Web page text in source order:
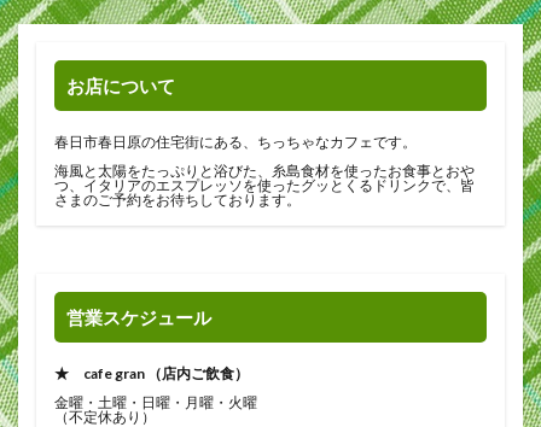
お店について
春日市春日原の住宅街にある、ちっちゃなカフェです。
海風と太陽をたっぷりと浴びた、糸島食材を使ったお食事とおや
つ、イタリアのエスプレッソを使ったグッとくるドリンクで、皆
さまのご予約をお待ちしております。
営業スケジュール
★ cafe gran （店内ご飲食）
金曜・土曜・日曜・月曜・火曜
（不定休あり）